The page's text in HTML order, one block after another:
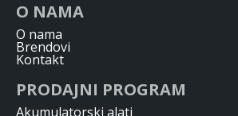
O NAMA
O nama
Brendovi
Kontakt
PRODAJNI PROGRAM
Akumulatorski alati